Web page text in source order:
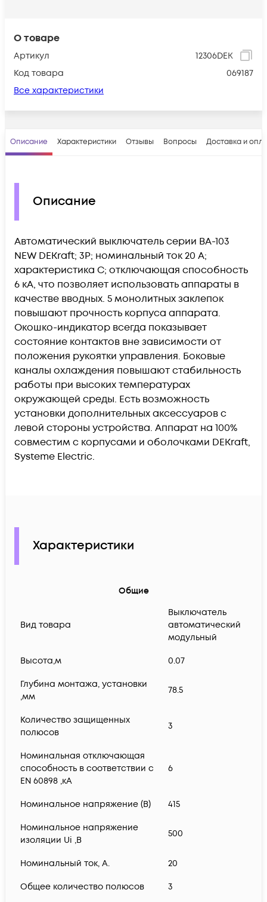
О товаре
Артикул
12306DEK
Код товара
069187
Все характеристики
Описание Характеристики Отзывы Вопросы Доставка и
Описание
Автоматический выключатель серии ВА-103
NEW DEKraft; 3P; номинальный ток 20 А;
характеристика C; отключающая способность
6 кА, что позволяет использовать аппараты в
качестве вводных. 5 монолитных заклепок
повышают прочность корпуса аппарата.
Окошко-индикатор всегда показывает
состояние контактов вне зависимости от
положения рукоятки управления. Боковые
каналы охлаждения повышают стабильность
работы при высоких температурах
окружающей среды. Есть возможность
установки дополнительных аксессуаров с
левой стороны устройства. Аппарат на 100%
совместим с корпусами и оболочками DEKraft,
Systeme Electric.
Характеристики
Общие
Вид товара
Выключатель
автоматический
модульный
Высота,м 0.07
Глубина монтажа, установки
,мм
78.5
Количество защищенных
полюсов
3
Номинальная отключающая
способность в соответствии с
EN 60898 ,кА
6
Номинальное напряжение (В) 415
Номинальное напряжение
изоляции Ui ,В
500
Номинальный ток, А. 20
Общее количество полюсов 3